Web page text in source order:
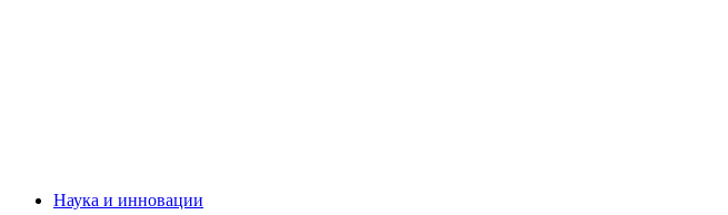
Наука и инновации